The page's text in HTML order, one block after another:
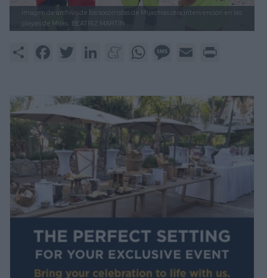
Imagen de archivo de los socorristas de Mijas tras otra intervención en las
playas de Mijas. BEATRIZ MARTÍN
Share FacebookTwitter LinkedInMeneameWhatsAppMessage
Email